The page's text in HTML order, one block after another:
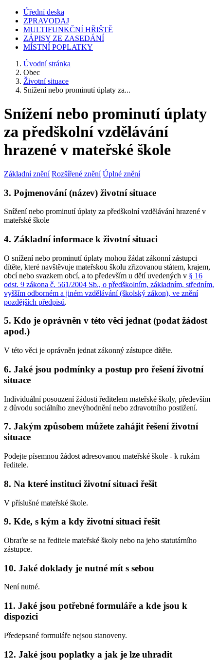
Úřední deska
ZPRAVODAJ
MULTIFUNKČNÍ HŘIŠTĚ
ZÁPISY ZE ZASEDÁNÍ
MÍSTNÍ POPLATKY
Úvodní stránka
Obec
Životní situace
Snížení nebo prominutí úplaty za...
Snížení nebo prominutí úplaty
za předškolní vzdělávání
hrazené v mateřské škole
Základní znění Rozšířené znění Úplné znění
3. Pojmenování (název) životní situace
Snížení nebo prominutí úplaty za předškolní vzdělávání hrazené v
mateřské škole
4. Základní informace k životní situaci
O snížení nebo prominutí úplaty mohou žádat zákonní zástupci
dítěte, které navštěvuje mateřskou školu zřizovanou státem, krajem,
obcí nebo svazkem obcí, a to především u dětí uvedených v § 16
odst. 9 zákona č. 561/2004 Sb., o předškolním, základním, středním,
vyšším odborném a jiném vzdělávání (školský zákon), ve znění
pozdějších předpisů.
5. Kdo je oprávněn v této věci jednat (podat žádost
apod.)
V této věci je oprávněn jednat zákonný zástupce dítěte.
6. Jaké jsou podmínky a postup pro řešení životní
situace
Individuální posouzení žádosti ředitelem mateřské školy, především
z důvodu sociálního znevýhodnění nebo zdravotního postižení.
7. Jakým způsobem můžete zahájit řešení životní
situace
Podejte písemnou žádost adresovanou mateřské škole - k rukám
ředitele.
8. Na které instituci životní situaci řešit
V příslušné mateřské škole.
9. Kde, s kým a kdy životní situaci řešit
Obraťte se na ředitele mateřské školy nebo na jeho statutárního
zástupce.
10. Jaké doklady je nutné mít s sebou
Není nutné.
11. Jaké jsou potřebné formuláře a kde jsou k
dispozici
Předepsané formuláře nejsou stanoveny.
12. Jaké jsou poplatky a jak je lze uhradit